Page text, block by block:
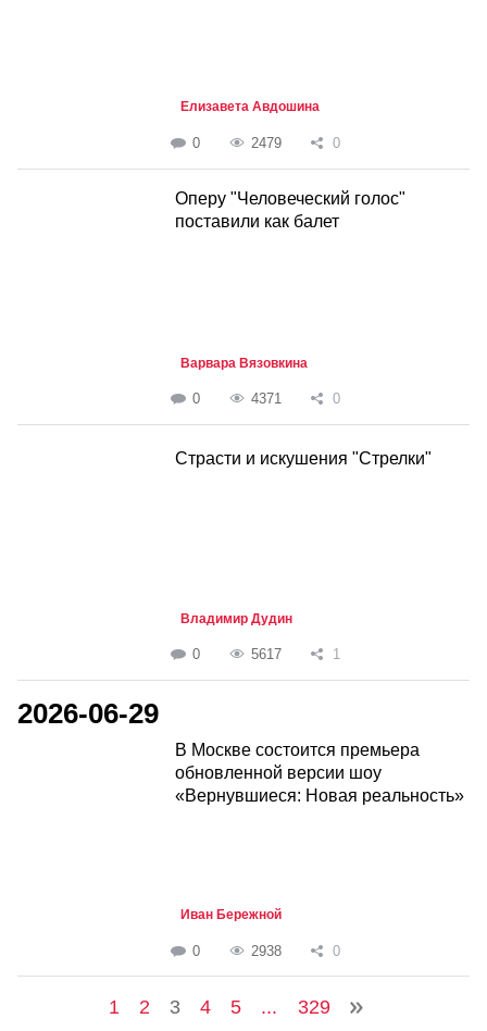
Елизавета Авдошина
0 2479 0
Оперу "Человеческий голос"
поставили как балет
Варвара Вязовкина
0 4371 0
Страсти и искушения "Стрелки"
Владимир Дудин
0 5617 1
2026-06-29
В Москве состоится премьера
обновленной версии шоу
«Вернувшиеся: Новая реальность»
Иван Бережной
0 2938 0
1 2 3 4 5 ... 329